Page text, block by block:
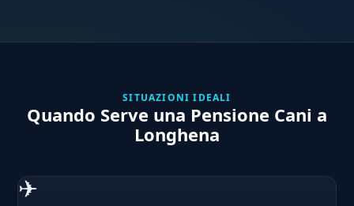
SITUAZIONI IDEALI
Quando Serve una Pensione Cani a
Longhena
✈